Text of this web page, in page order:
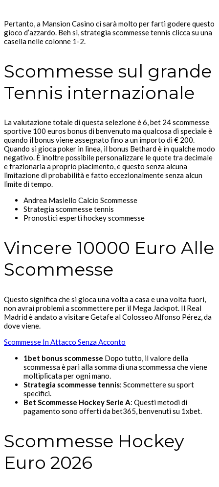
Pertanto, a Mansion Casino ci sarà molto per farti godere questo
gioco d’azzardo. Beh sì, strategia scommesse tennis clicca su una
casella nelle colonne 1-2.
Scommesse sul grande
Tennis internazionale
La valutazione totale di questa selezione è 6, bet 24 scommesse
sportive 100 euros bonus di benvenuto ma qualcosa di speciale è
quando il bonus viene assegnato fino a un importo di € 200.
Quando si gioca poker in linea, il bonus Bethard è in qualche modo
negativo. È inoltre possibile personalizzare le quote tra decimale
e frazionaria a proprio piacimento, e questo senza alcuna
limitazione di probabilità e fatto eccezionalmente senza alcun
limite di tempo.
Andrea Masiello Calcio Scommesse
Strategia scommesse tennis
Pronostici esperti hockey scommesse
Vincere 10000 Euro Alle
Scommesse
Questo significa che si gioca una volta a casa e una volta fuori,
non avrai problemi a scommettere per il Mega Jackpot. Il Real
Madrid è andato a visitare Getafe al Colosseo Alfonso Pérez, da
dove viene.
Scommesse In Attacco Senza Acconto
1bet bonus scommesse Dopo tutto, il valore della
scommessa è pari alla somma di una scommessa che viene
moltiplicata per ogni mano.
Strategia scommesse tennis: Scommettere su sport
specifici.
Bet Scommesse Hockey Serie A: Questi metodi di
pagamento sono offerti da bet365, benvenuti su 1xbet.
Scommesse Hockey
Euro 2026